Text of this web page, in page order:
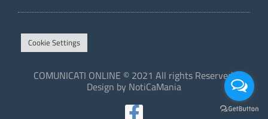
Cookie Settings
COMUNICATI ONLINE © 2021 All rights Reserved.
Design by NotiCaMania